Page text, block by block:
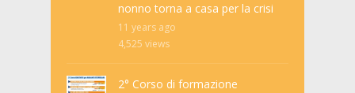
nonno torna a casa per la crisi
11 years ago
4,525 views
2° Corso di formazione